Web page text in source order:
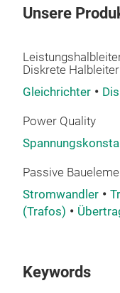
Unsere
Diskrete Halbleiter
Gleichrichter
Power Quality
Passive
Stromwandler
(Trafos)
Keywords